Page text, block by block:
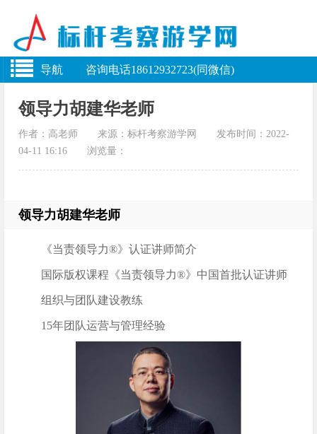
导航 咨询电话18612932723(同微信)
领导力胡建华老师
作者：高老师 来源：标杆考察游学网 发布时间：2022-
04-11 16:16 浏览量：
领导力胡建华老师
《当责领导力®》认证讲师简介
国际版权课程《当责领导力®》中国首批认证讲师
组织与团队建设教练
15年团队运营与管理经验